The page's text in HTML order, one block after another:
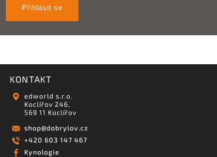
Přihlásit se
KONTAKT
edworld s.r.o.
Koclířov 246,
569 11 Koclířov
shop@dobrylov.cz
+420 603 147 467
Kynologie